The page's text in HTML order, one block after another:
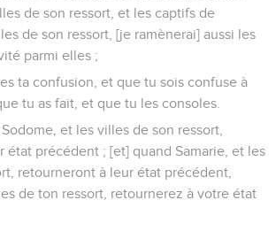
de son ressort, et les captifs de
de son ressort, [je ramènerai] aussi les
parmi elles ;
ta confusion, et que tu sois confuse à
tu as fait, et que tu les consoles.
et les villes de son ressort,
état précédent ; [et] quand Samarie, et les
retourneront à leur état précédent,
de ton ressort, retournerez à votre état